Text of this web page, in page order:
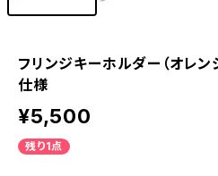
フリンジキーホルダー（オレン
仕様
¥5,500
残り1点